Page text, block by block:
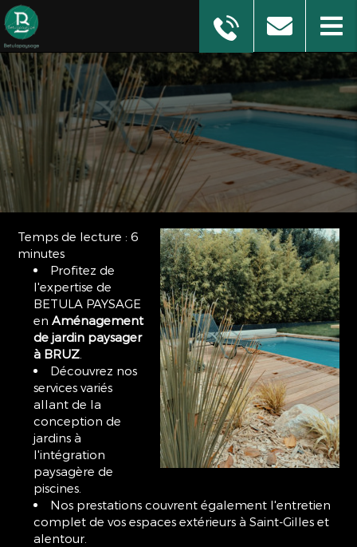
Temps de lecture : 6
minutes
Profitez de
l'expertise de
BETULA PAYSAGE
enAménagement
de jardin paysager
à BRUZ
Découvrez nos
services variés
allant de la
conception de
jardins à
l'intégration
paysagère de
piscines.
Nos prestations couvrent également l'entretien
complet de vos espaces extérieurs à Saint-Gilles et
alentour.